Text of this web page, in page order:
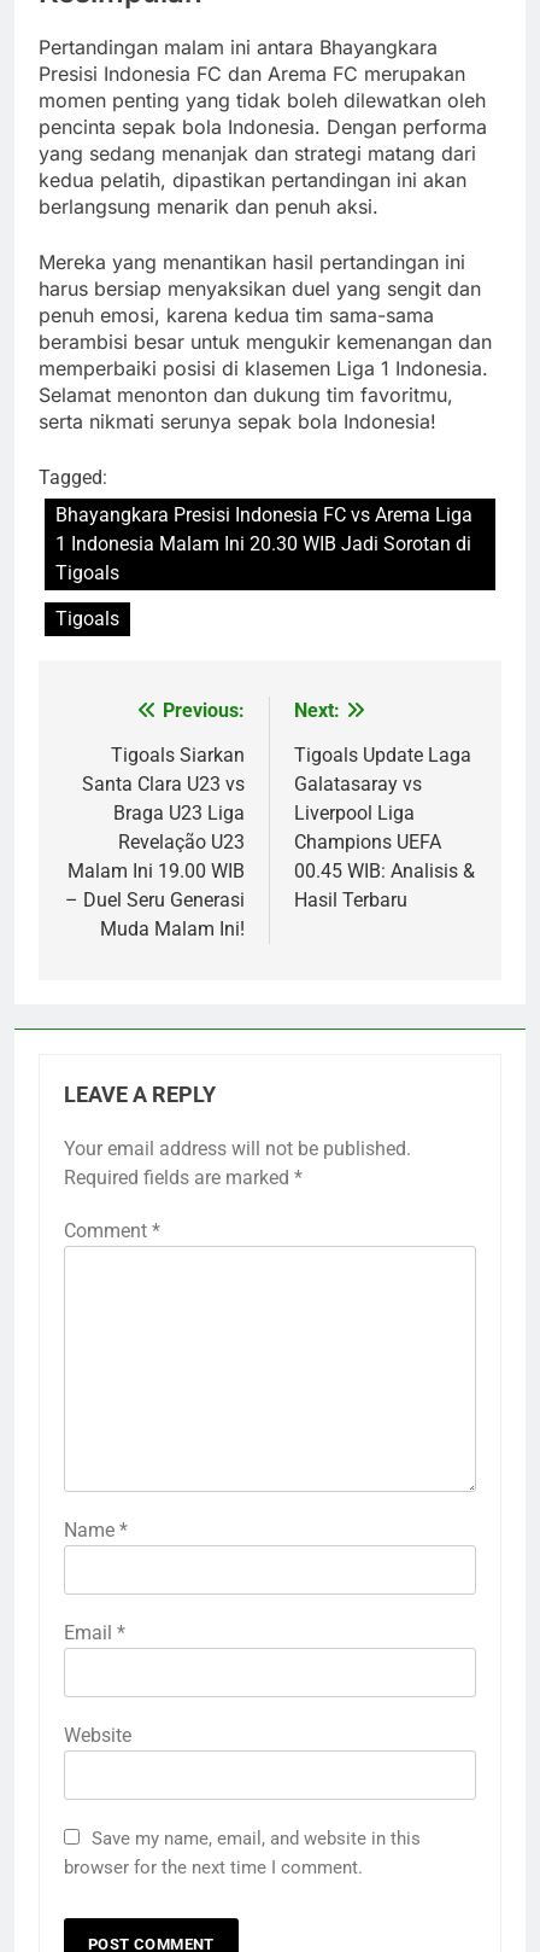
Pertandingan malam ini antara Bhayangkara
Presisi Indonesia FC dan Arema FC merupakan
momen penting yang tidak boleh dilewatkan oleh
pencinta sepak bola Indonesia. Dengan performa
yang sedang menanjak dan strategi matang dari
kedua pelatih, dipastikan pertandingan ini akan
berlangsung menarik dan penuh aksi.
Mereka yang menantikan hasil pertandingan ini
harus bersiap menyaksikan duel yang sengit dan
penuh emosi, karena kedua tim sama-sama
berambisi besar untuk mengukir kemenangan dan
memperbaiki posisi di klasemen Liga 1 Indonesia.
Selamat menonton dan dukung tim favoritmu,
serta nikmati serunya sepak bola Indonesia!
Tagged:
Bhayangkara Presisi Indonesia FC vs Arema Liga
1 Indonesia Malam Ini 20.30 WIB Jadi Sorotan di
Tigoals
Tigoals
navigation
Previous:
Tigoals Siarkan
Santa Clara U23 vs
Braga U23 Liga
Revelação U23
Malam Ini 19.00 WIB
– Duel Seru Generasi
Muda Malam Ini!
Next:
Tigoals Update Laga
Galatasaray vs
Liverpool Liga
Champions UEFA
00.45 WIB: Analisis &
Hasil Terbaru
LEAVE A REPLY
Your email address will not be published.
Required fields are marked *
Comment *
Name *
Email *
Website
Save my name, email, and website in this
browser for the next time I comment.